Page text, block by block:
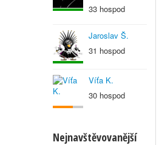
33 hospod
Jaroslav Š.
31 hospod
Víťa K.
30 hospod
Nejnavštěvovanější